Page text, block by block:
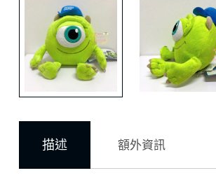
描述 額外資訊